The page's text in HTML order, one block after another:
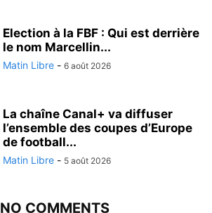
Election à la FBF : Qui est derrière
le nom Marcellin...
Matin Libre - 6 août 2026
La chaîne Canal+ va diffuser
l’ensemble des coupes d’Europe
de football...
Matin Libre - 5 août 2026
NO COMMENTS